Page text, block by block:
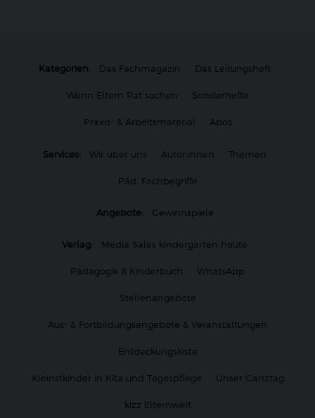
Kategorien: Das Fachmagazin Das Leitungsheft
Wenn Eltern Rat suchen Sonderhefte
Praxis- & Arbeitsmaterial Abos
Services: Wir über uns Autor:innen Themen
Päd. Fachbegriffe
Angebote: Gewinnspiele
Verlag: Media Sales kindergarten heute
Pädagogik & Kinderbuch WhatsApp
Stellenangebote
Aus- & Fortbildungsangebote & Veranstaltungen
Entdeckungskiste
Kleinstkinder in Kita und Tagespflege Unser Ganztag
kizz Elternwelt